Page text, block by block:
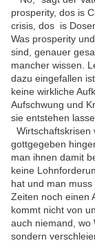
prosperity, dos is
crisis, dos is
Was prosperity
sind, genauer
mancher wissen.
dazu eingefallen
keine wirkliche
Aufschwung und
sie entstehen
Wirtschaftskrisen
gottgegeben
man ihnen damit
keine
hat und man
Zeiten noch einen
kommt nicht von
auch niemand, wo
sondern